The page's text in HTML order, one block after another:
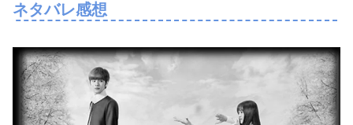
ネタバレ感想